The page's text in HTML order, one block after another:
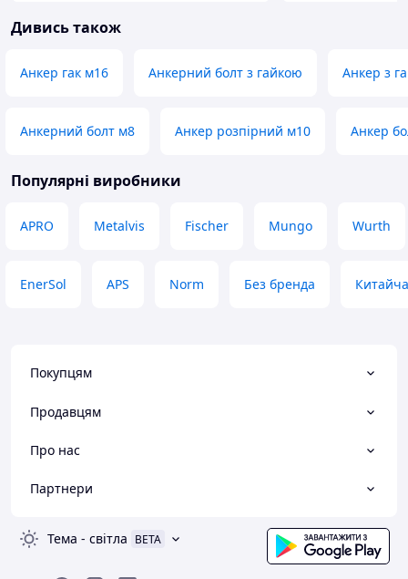
Переваги
упаковка товару для можливості
тривалого зберігання
Нема
він без стиролу
працювати в
змішувачів у
на всі 100%.
носика в
Дивись також
Анкер гак м16 Анкерний болт з гайкою Анкер з
Анкерний болт м8 Анкер розпірний м10 Анкер
Популярні виробники
APRO Metalvis Fischer Mungo Wurth
EnerSol APS Norm Без бренда Китайча
Покупцям
Продавцям
Про нас
Партнери
Тема - світла BETA